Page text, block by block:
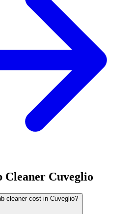
Cuveglio
cleaner cost in Cuveglio?